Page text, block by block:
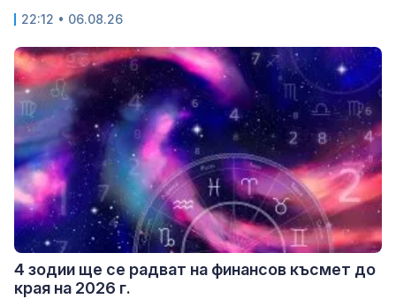
22:12 • 06.08.26
4 зодии ще се радват на финансов късмет до
края на 2026 г.